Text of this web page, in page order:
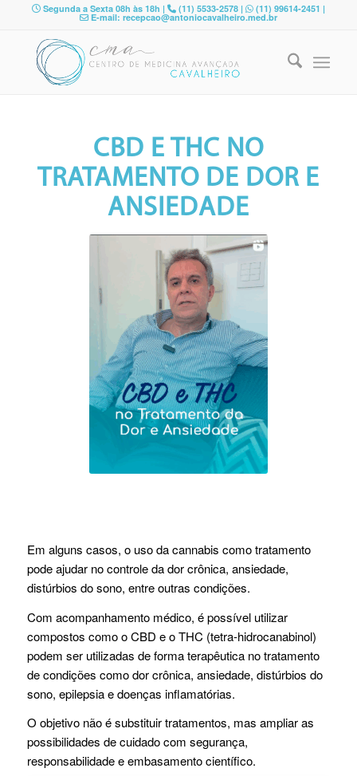
Segunda a Sexta 08h às 18h | (11) 5533-2578 | (11) 99614-2451 |
E-mail: recepcao@antoniocavalheiro.med.br
CBD E THC NO
TRATAMENTO DE DOR E
ANSIEDADE
Em alguns casos, o uso da cannabis como tratamento
pode ajudar no controle da dor crônica, ansiedade,
distúrbios do sono, entre outras condições.
Com acompanhamento médico, é possível utilizar
compostos como o CBD e o THC (tetra-hidrocanabinol)
podem ser utilizadas de forma terapêutica no tratamento
de condições como dor crônica, ansiedade, distúrbios do
sono, epilepsia e doenças inflamatórias.
O objetivo não é substituir tratamentos, mas ampliar as
possibilidades de cuidado com segurança,
responsabilidade e embasamento científico.